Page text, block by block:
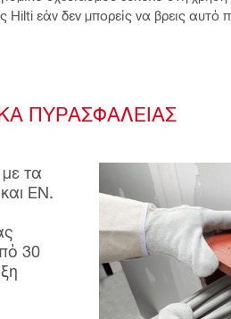
εάν δεν μπορείς να βρεις αυτό
ΠΥΡΑΣΦΑΛΕΙΑΣ
τα
EN.
30